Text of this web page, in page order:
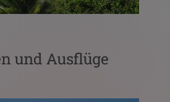
und Ausflüge